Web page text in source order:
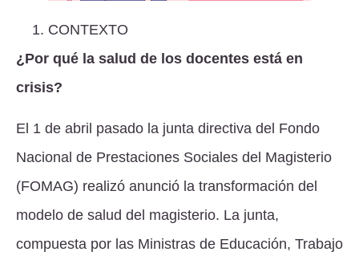
CONTEXTO
¿Por qué la salud de los docentes está en
crisis?
El 1 de abril pasado la junta directiva del Fondo
Nacional de Prestaciones Sociales del Magisterio
(FOMAG) realizó anunció la transformación del
modelo de salud del magisterio. La junta,
compuesta por las Ministras de Educación, Trabajo